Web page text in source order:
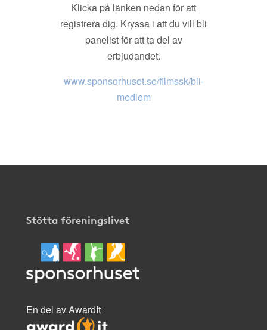
Klicka på länken nedan för att
registrera dig. Kryssa i att du vill bli
panelist för att ta del av
erbjudandet.
www.sponsorhuset.se/filmssk/bli-
medlem
Stötta föreningslivet
En del av AwardIt